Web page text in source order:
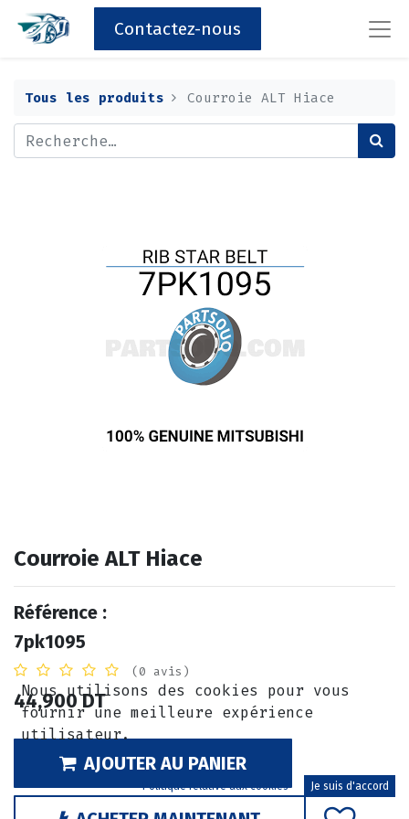
Contactez-nous
Tous les produits Courroie ALT Hiace
Courroie ALT Hiace
Référence :
7pk1095
(0 avis)
44,900DT
AJOUTER AU PANIER
Nous utilisons des cookies pour vous
fournir une meilleure expérience
utilisateur.
Politique relative aux cookies Je suis d'accord